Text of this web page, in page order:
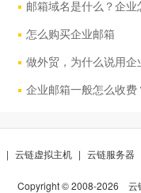
邮箱域名是什么？企
怎么购买企业邮箱
做外贸，为什么说用企
企业邮箱一般怎么收
| 云链虚拟主机 | 云链服务器
Copyright © 2008-2026
云